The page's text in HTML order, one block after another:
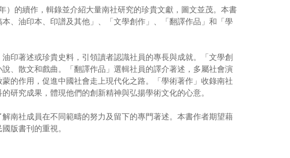
）的續作，輯錄並介紹大量南社研究的珍貴文獻，圖文並茂。本書
、油印本、印譜及其他」、「文學創作」、「翻譯作品」和「學
印著述或珍貴史料，引領讀者認識社員的專長與成就。「文學創
、散文和戲曲。「翻譯作品」選輯社員的譯介著述，多屬社會演
的作用，促進中國社會走上現代化之路。「學術著作」收錄南社
研究成果，體現他們的創新精神與弘揚學術文化的心意。
南社成員在不同範疇的努力及留下的專門著述。本書作者期望藉
版書刊的重視。